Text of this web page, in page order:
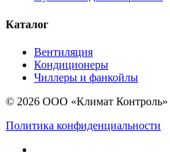
Каталог
Вентиляция
Кондиционеры
Чиллеры и фанкойлы
© 2026 ООО «Климат Контроль»
Политика конфиденциальности